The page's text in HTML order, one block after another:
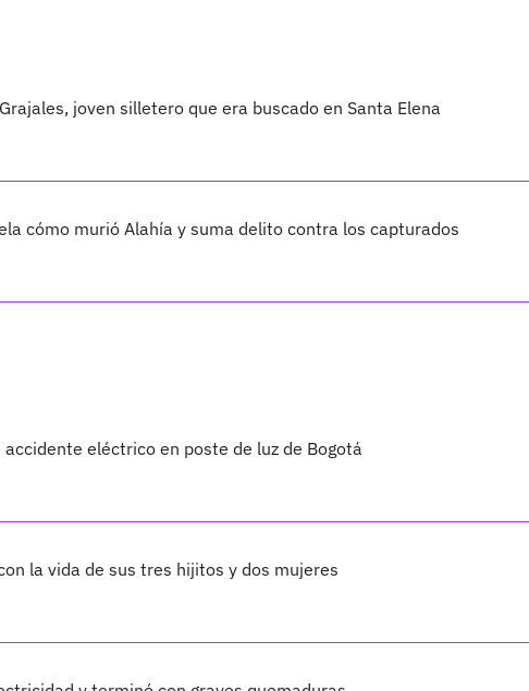
joven silletero que era buscado en Santa Elena
cómo murió Alahía y suma delito contra los capturados
eléctrico en poste de luz de Bogotá
la vida de sus tres hijitos y dos mujeres